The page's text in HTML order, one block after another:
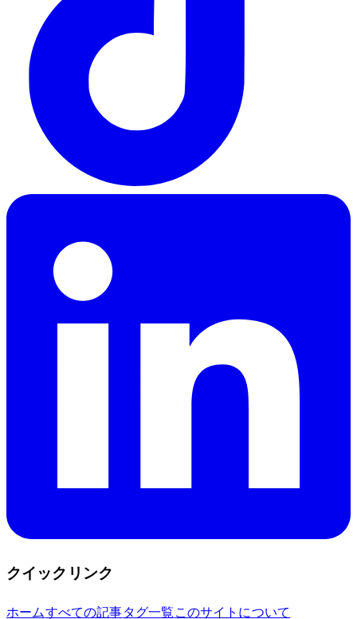
クイックリンク
ホームすべての記事タグ一覧 このサイトについて